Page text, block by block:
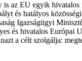
is az EU egyik
és hatályos
Igazságügyi
és hivatalos Európai
a célt szolgálja: